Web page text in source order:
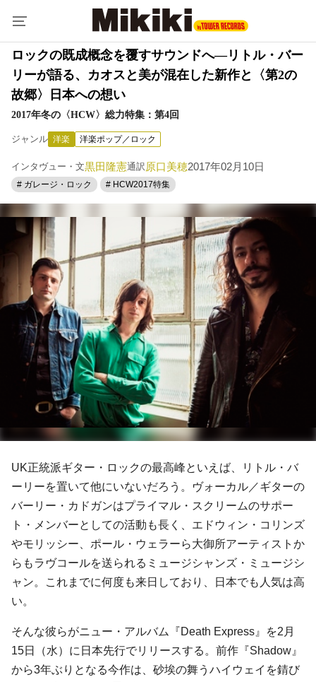
ロックの既成概念を覆すサウンドへ―リトル・バー
リーが語る、カオスと美が混在した新作と〈第2の
故郷〉日本への想い
2017年冬の〈HCW〉総力特集：第4回
ジャンル 洋楽 洋楽ポップ／ロック
インタヴュー・文黒田隆憲通訳 原口美穂2017年02月10日
# ガレージ・ロック # HCW2017特集
UK正統派ギター・ロックの最高峰といえば、
リトル・バ
ーリーを置いて他にいないだろう。ヴォーカル／ギターの
バーリー・カドガンはプライマル・スクリームのサポー
ト・メンバーとしての活動も長く、 エドウィン・コリンズ
やモリッシー ポール・ウェラーら大御所アーティストか
らもラヴコールを送られるミュージシャンズ・ミュージシ
ャン。これまでに何度も来日しており、日本でも人気は高
い。
そんな彼らがニュー・アルバム『Death Express』を2月
15日（水）に日本先行でリリースする。前作『Shadow』
から3年ぶりとなる今作は、砂埃の舞うハイウェイを錆び